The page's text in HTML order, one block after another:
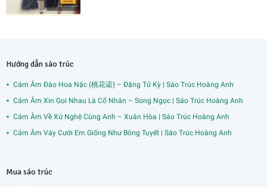
Hướng dẫn sáo trúc
Cảm Âm Đào Hoa Nặc (桃花诺) – Đặng Tử Kỳ | Sáo Trúc Hoàng Anh
Cảm Âm Xin Gọi Nhau Là Cố Nhân – Song Ngọc | Sáo Trúc Hoàng Anh
Cảm Âm Về Xứ Nghệ Cùng Anh – Xuân Hòa | Sáo Trúc Hoàng Anh
Cảm Âm Váy Cưới Em Giống Như Bông Tuyết | Sáo Trúc Hoàng Anh
Mua sáo trúc